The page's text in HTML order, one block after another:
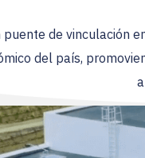
de vinculación
del país,